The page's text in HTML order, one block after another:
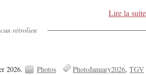
Lire la suite
rétrolien
2026. Photos PhotoJanuary2026 TGV